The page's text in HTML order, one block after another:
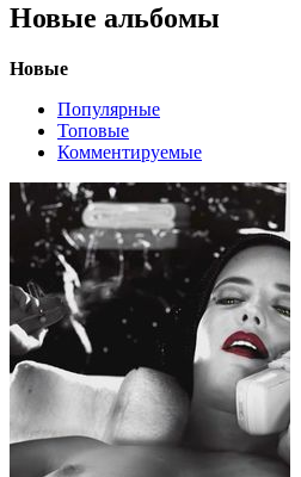
Новые альбомы
Новые
Популярные
Топовые
Комментируемые